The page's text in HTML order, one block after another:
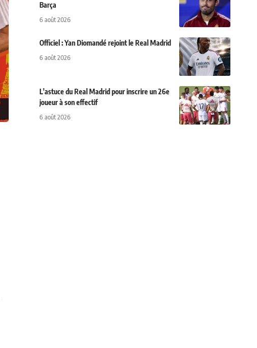
Barça
6 août 2026
Officiel : Yan Diomandé rejoint le Real Madrid
6 août 2026
L'astuce du Real Madrid pour inscrire un 26e
joueur à son effectif
6 août 2026